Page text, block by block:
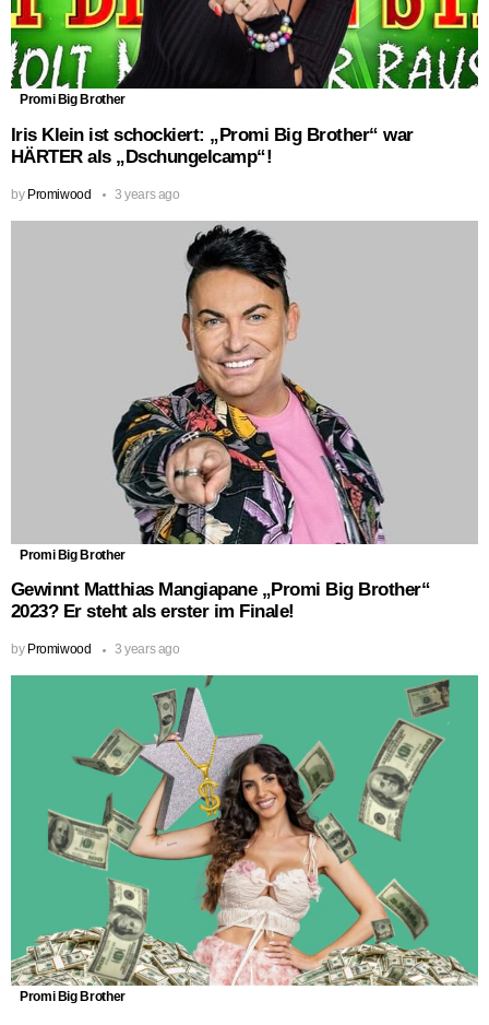
Promi Big Brother
Iris Klein ist schockiert: „Promi Big Brother“ war
HÄRTER als „Dschungelcamp“!
by Promiwood 3 years ago
Promi Big Brother
Gewinnt Matthias Mangiapane „Promi Big Brother“
2023? Er steht als erster im Finale!
by Promiwood 3 years ago
Promi Big Brother